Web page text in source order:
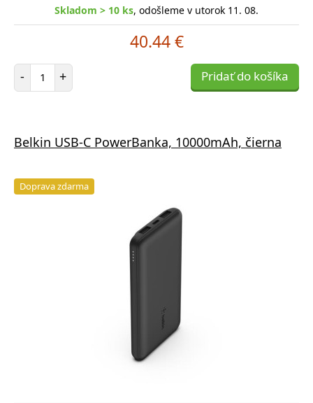
Skladom > 10 ks, odošleme v utorok 11. 08.
40.44 €
- Počet položiek
+ Pridať do košíka
Belkin USB-C PowerBanka, 10000mAh, čierna
Doprava zdarma